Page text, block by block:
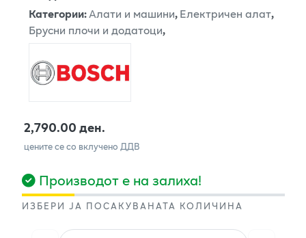
Категории:Алати и машини,Електричен алат,
Брусни плочи и додатоци,
2,790.00 ден.
цените се со вклучено ДДВ
Производот е на залиха!
ИЗБЕРИ ЈА ПОСАКУВАНАТА КОЛИЧИНА